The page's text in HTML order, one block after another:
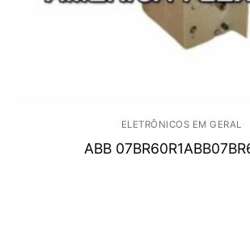
ELETRÔNICOS EM GERAL
ABB